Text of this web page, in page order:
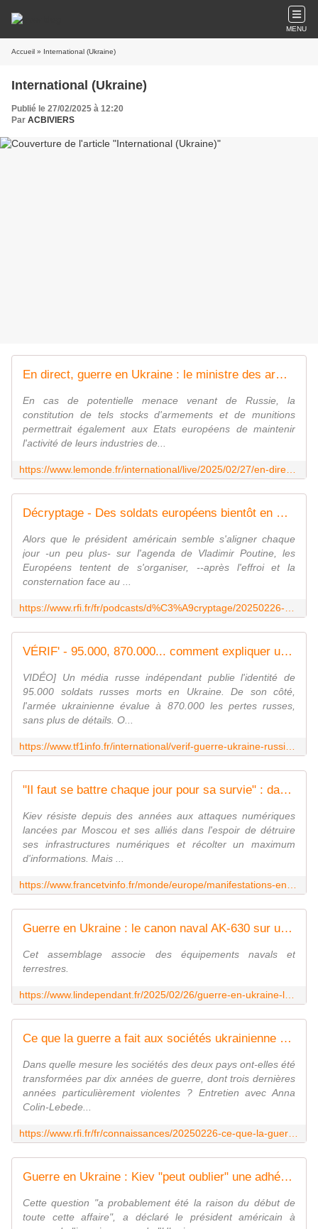
MENU
Accueil » International (Ukraine)
International (Ukraine)
Publié le 27/02/2025 à 12:20
Par ACBIVIERS
En direct, guerre en Ukraine : le ministre des armées français propose de constituer des " stocks d'armes " sur le territoire européen à destination de l'Ukraine
En cas de potentielle menace venant de Russie, la
constitution de tels stocks d'armements et de munitions
permettrait également aux Etats européens de maintenir
l'activité de leurs industries de...
Décryptage - Des soldats européens bientôt en Ukraine ?
Alors que le président américain semble s'aligner chaque
jour -un peu plus- sur l'agenda de Vladimir Poutine, les
Européens tentent de s'organiser, --après l'effroi et la
consternation face au ...
VÉRIF' - 95.000, 870.000... comment expliquer un tel écart dans les bilans des pertes russes en Ukraine ? | TF1 INFO
VIDÉO] Un média russe indépendant publie l'identité de
95.000 soldats russes morts en Ukraine. De son côté,
l'armée ukrainienne évalue à 870.000 les pertes russes,
sans plus de détails. O...
"Il faut se battre chaque jour pour sa survie" : dans les tranchées numériques de la "cyberguerre" de la Russie contre l'Ukraine
Kiev résiste depuis des années aux attaques numériques
lancées par Moscou et ses alliés dans l'espoir de détruire
ses infrastructures numériques et récolter un maximum
d'informations. Mais ...
Guerre en Ukraine : le canon naval AK-630 sur un camion KamAZ... frappée par une pénurie de systèmes de défense aérienne, la Russie invente une nouvelle arme hybride
Cet assemblage associe des équipements navals et
terrestres.
Ce que la guerre a fait aux sociétés ukrainienne et russe
Dans quelle mesure les sociétés des deux pays ont-elles été
transformées par dix années de guerre, dont trois dernières
années particulièrement violentes ? Entretien avec Anna
Colin-Lebede...
Guerre en Ukraine : Kiev "peut oublier" une adhésion à l'Otan, affirme Donald Trump, deux jours avant la venue de Volodymyr Zelensky à Washington
Cette question "a probablement été la raison du début de
toute cette affaire", a déclaré le président américain à